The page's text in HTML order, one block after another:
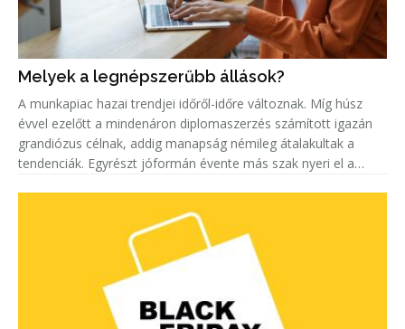
Melyek a legnépszerűbb állások?
A munkapiac hazai trendjei időről-időre változnak. Míg húsz
évvel ezelőtt a mindenáron diplomaszerzés számított igazán
grandiózus célnak, addig manapság némileg átalakultak a
tendenciák. Egyrészt jóformán évente más szak nyeri el a